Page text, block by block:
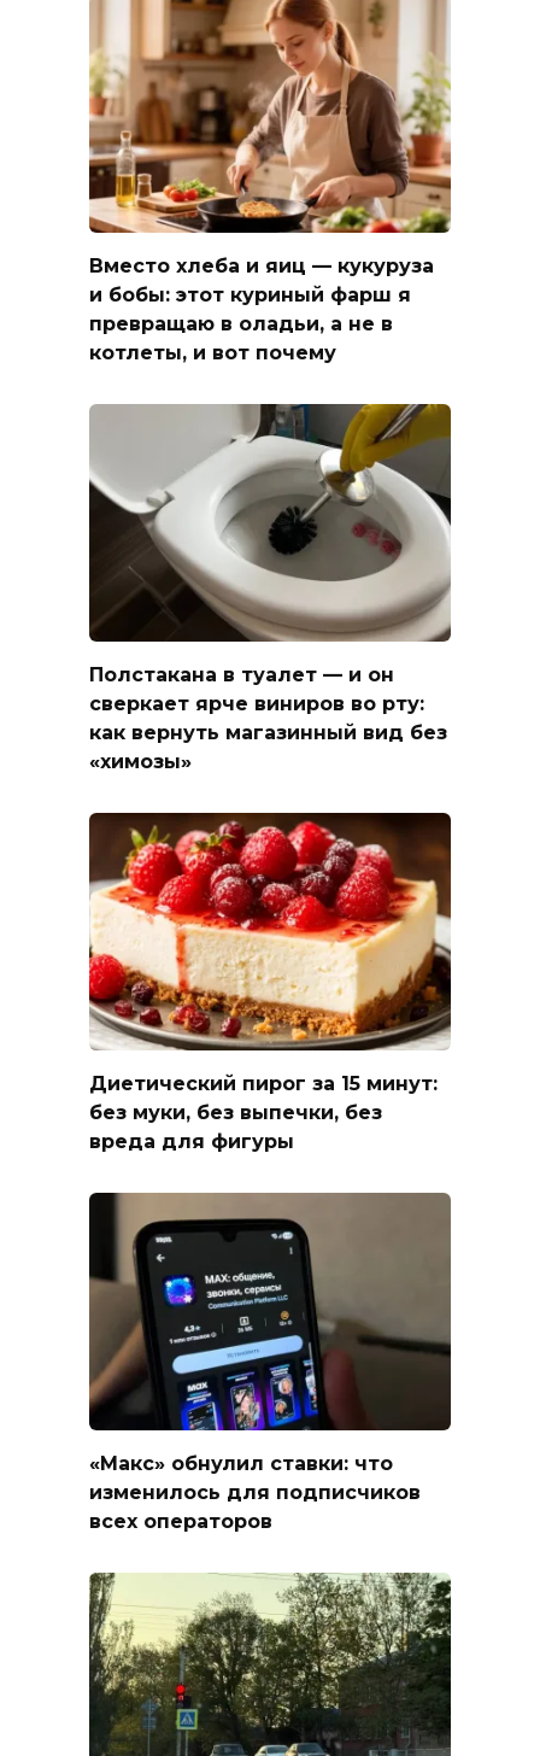
Вместо хлеба и яиц — кукуруза
и бобы: этот куриный фарш я
превращаю в оладьи, а не в
котлеты, и вот почему
Полстакана в туалет — и он
сверкает ярче виниров во рту:
как вернуть магазинный вид без
«химозы»
Диетический пирог за 15 минут:
без муки, без выпечки, без
вреда для фигуры
«Макс» обнулил ставки: что
изменилось для подписчиков
всех операторов